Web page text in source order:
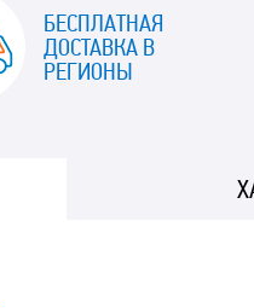
БЕСПЛАТНАЯ
ДОСТАВКА В
РЕГИОНЫ